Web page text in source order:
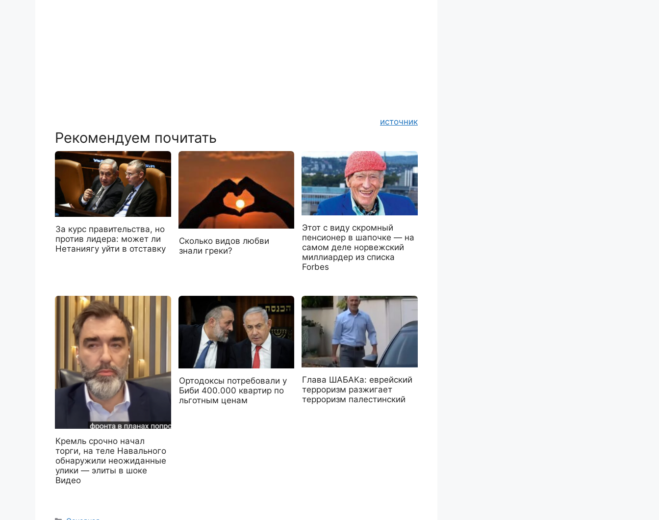
источник
Рекомендуем почитать
За курс правительства, но
против лидера: может ли
Нетаниягу уйти в отставку
Сколько видов любви
знали греки?
Этот с виду скромный
пенсионер в шапочке — на
самом деле норвежский
миллиардер из списка
Forbes
Кремль срочно начал
торги, на теле Навального
обнаружили неожиданные
улики — элиты в шоке
Видео
Ортодоксы потребовали у
Биби 400.000 квартир по
льготным ценам
Глава ШАБАКа: еврейский
терроризм разжигает
терроризм палестинский